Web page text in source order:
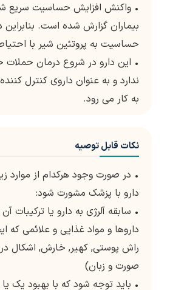
• واکنش افزایش حساسیت سریع
بیماران گزارش شده است. بنابراین
حساسیت به پروتئین شیر با
• این دارو در شروع درمان حملات
ندارد و به عنوان داروی کنترل
به کار می رود.
نکات قابل توصیه
• در صورت وجود هرکدام از موارد
دارو با پزشک مشورت شود:
• سابقه آلرژی به دارو یا ترکیبات
داروها و مواد غذایی و علائمی
راش پوستی, کهیر, خارش, اشکال
صورت و زبان)
• باید توجه شود که با بهبود یک